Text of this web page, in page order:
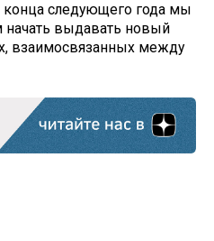
конца следующего года мы
начать выдавать новый
взаимосвязанных между